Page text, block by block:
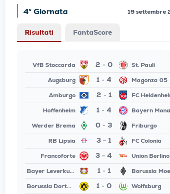
4° Giornata 19 settembre
Risultati FantaScore
VfB Stoccarda 2 - 0
St. Pauli
Augsburg
1- 4
Magonza 05
Amburgo
2 - 1
FC
Hoffenheim
1- 4
Bayern
Werder Brema
0 - 3
Friburgo
RB Lipsia
3 - 1
FC Colonia
Francoforte
3 - 4
Union Berlino
Bayer Leverkusen
1- 1
Borussia Dortmund
1- 0 Wolfsburg